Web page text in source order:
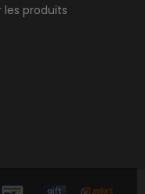
les produits